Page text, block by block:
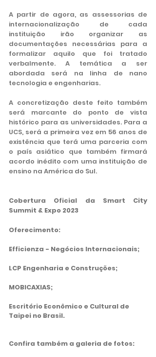
A partir de agora, as assessorias de
internacionalização de cada
instituição irão organizar as
documentações necessárias para a
formalizar aquilo que foi tratado
verbalmente. A temática a ser
abordada será na linha de nano
tecnologia e engenharias.
A concretização deste feito também
será marcante do ponto de vista
histórico para as universidades. Para a
UCS, será a primeira vez em 56 anos de
existência que terá uma parceria com
o país asiático que também firmará
acordo inédito com uma instituição de
ensino na América do Sul.
Cobertura Oficial da Smart City
Summit & Expo 2023
Oferecimento:
Efficienza - Negócios Internacionais;
LCP Engenharia e Construções;
MOBICAXIAS;
Escritório Econômico e Cultural de
Taipei no Brasil.
Confira também a galeria de fotos: